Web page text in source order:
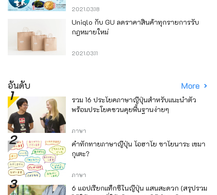
2021.03.18
Uniqlo กับ GU ลดราคาสินค้าทุกรายการรับ
กฎหมายใหม่
2021.03.11
อันดับ More
รวม 16 ประโยคภาษาญี่ปุ่นสำหรับแนะนำตัว
พร้อมประโยคชวนคุยพื้นฐานง่ายๆ
ภาษา
คำทักทายภาษาญี่ปุ่น โอฮาโย ซาโยนาระ เซมา
กุเตะ?
ภาษา
6 แอปเรียกแท็กซี่ในญี่ปุ่น แสนสะดวก (สรุปรวม